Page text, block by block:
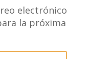
electrónico
la próxima